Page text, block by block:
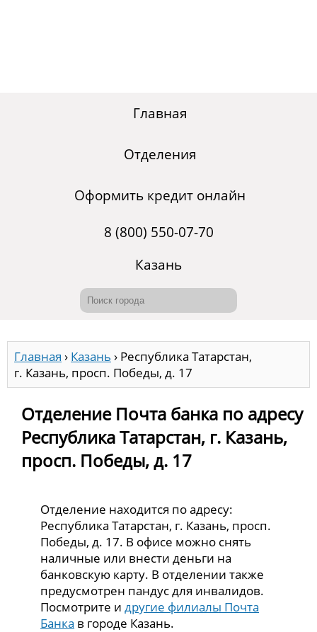
Главная
Отделения
Оформить кредит онлайн
8 (800) 550-07-70
Казань
Главная › Казань › Республика Татарстан,
г. Казань, просп. Победы, д. 17
Отделение Почта банка по адресу
Республика Татарстан, г. Казань,
просп. Победы, д. 17
Отделение находится по адресу:
Республика Татарстан, г. Казань, просп.
Победы, д. 17. В офисе можно снять
наличные или внести деньги на
банковскую карту. В отделении также
предусмотрен пандус для инвалидов.
Посмотрите идругие филиалы Почта
Банка в городе Казань.